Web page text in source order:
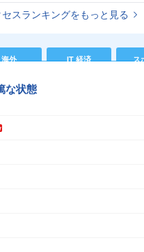
スランキングをもっと見る
海外 IT 経済 ス
な状態